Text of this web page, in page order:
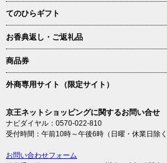
てのひらギフト
お香典返し・ご返礼品
商品券
外商専用サイト（限定サイト）
京王ネットショッピングに関するお問い合せ
ナビダイヤル：0570-022-810
受付時間：午前10時～午後6時（日曜・休業日除く
お問い合わせフォーム